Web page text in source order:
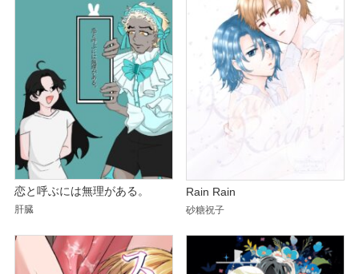
恋と呼ぶには無理がある。
肝臓
Rain Rain
砂糖祝子